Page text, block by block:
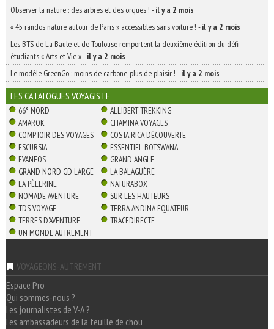
Observer la nature : des arbres et des orques ! -il y a 2 mois
« 45 randos nature autour de Paris » accessibles sans voiture ! -il y a 2 mois
Les BTS de La Baule et de Toulouse remportent la deuxième édition du défi
étudiants « Arts et Vie »-il y a 2 mois
Le modèle GreenGo : moins de carbone, plus de plaisir ! -il y a 2 mois
LES CATALOGUES VOYAGISTE
66° NORD
ALLIBERT TREKKING
AMAROK
CHAMINA VOYAGES
COMPTOIR DES VOYAGES
COSTA RICA DÉCOUVERTE
ESCURSIA
ESSENTIEL BOTSWANA
EVANEOS
GRAND ANGLE
GRAND NORD GD LARGE
LA BALAGUÈRE
LA PÈLERINE
NATURABOX
NOMADE AVENTURE
SUR LES HAUTEURS
TDS VOYAGE
TERRA ANDINA EQUATEUR
TERRES D'AVENTURE
TRACEDIRECTE
UN MONDE AUTREMENT
VOYAGEONS-AUTREMENT
Espace Pro
Qui sommes-nous ?
Les journalistes de V-A ?
Les ambassadeurs de la feuille de chou